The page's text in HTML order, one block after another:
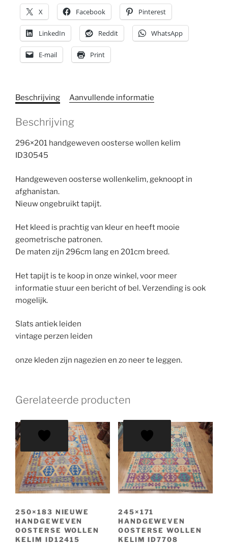
X Facebook Pinterest
LinkedIn Reddit WhatsApp
E-mail Print
Beschrijving Aanvullende informatie
Beschrijving
296×201 handgeweven oosterse wollen kelim
ID30545
Handgeweven oosterse wollenkelim, geknoopt in
afghanistan.
Nieuw ongebruikt tapijt.
Het kleed is prachtig van kleur en heeft mooie
geometrische patronen.
De maten zijn 296cm lang en 201cm breed.
Het tapijt is te koop in onze winkel, voor meer
informatie stuur een bericht of bel. Verzending is ook
mogelijk.
Slats antiek leiden
vintage perzen leiden
onze kleden zijn nagezien en zo neer te leggen.
Gerelateerde producten
250×183 NIEUWE
HANDGEWEVEN
OOSTERSE WOLLEN
KELIM ID12415
245×171
HANDGEWEVEN
OOSTERSE WOLLEN
KELIM ID7708